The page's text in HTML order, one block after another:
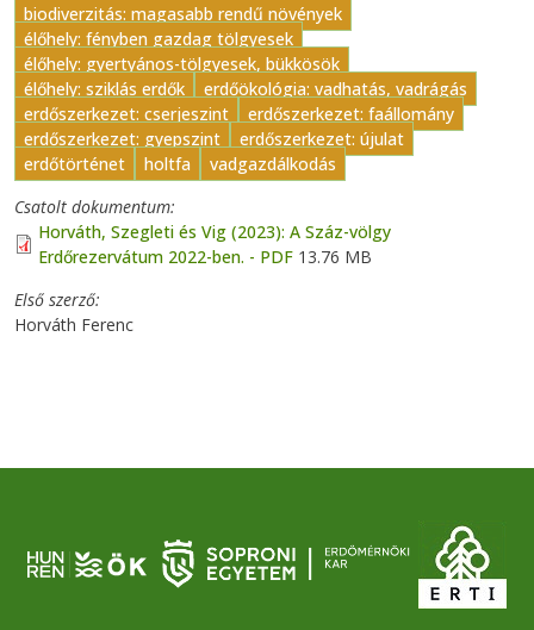
biodiverzitás: magasabb rendű növények
élőhely: fényben gazdag tölgyesek
élőhely: gyertyános-tölgyesek, bükkösök
élőhely: sziklás erdők
erdőökológia: vadhatás, vadrágás
erdőszerkezet: cserjeszint
erdőszerkezet: faállomány
erdőszerkezet: gyepszint
erdőszerkezet: újulat
erdőtörténet
holtfa
vadgazdálkodás
Csatolt dokumentum
Horváth, Szegleti és Vig (2023): A Száz-völgy
Erdőrezervátum 2022-ben. - PDF 13.76 MB
Első szerző
Horváth Ferenc